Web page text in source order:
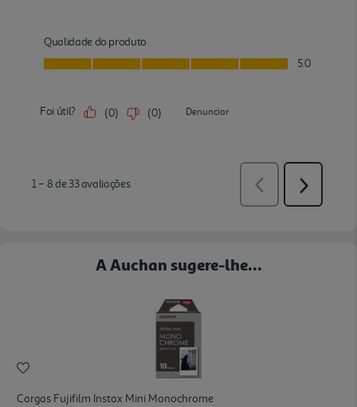
A Auchan sugere-lhe...
Cargas Fujifilm Instax Mini Monochrome